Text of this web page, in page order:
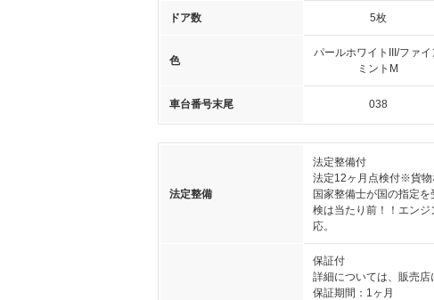
ドア数 5枚
色
パールホワイトIII/ファイ
ミントM
車台番号末尾 038
法定整備
法定整備付
法定12ヶ月点検付※貨物
国家整備士が国の指定
検は当たり前！！エン
応。
保証付
詳細については、販売店
保証期間：1ヶ月